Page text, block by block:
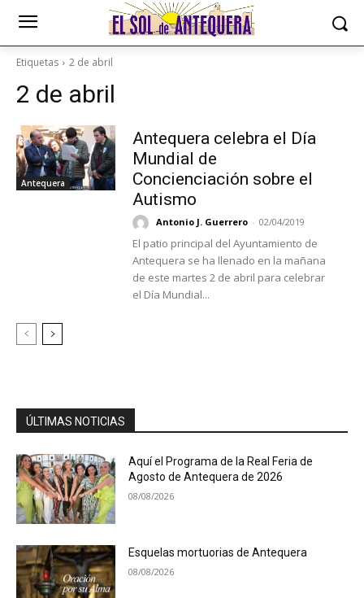
Etiquetas 2 de abril
2 de abril
Antequera
Antequera celebra el Día
Mundial de
Concienciación sobre el
Autismo
Antonio J. Guerrero - 02/04/2019
El patio principal del Ayuntamiento de
Antequera se ha llenado en la mañana
de este martes 2 de abril para celebrar
el Día Mundial...
ÚLTIMAS NOTICIAS
Aquí el Programa de la Real Feria de
Agosto de Antequera de 2026
08/08/2026
Esquelas mortuorias de Antequera
08/08/2026